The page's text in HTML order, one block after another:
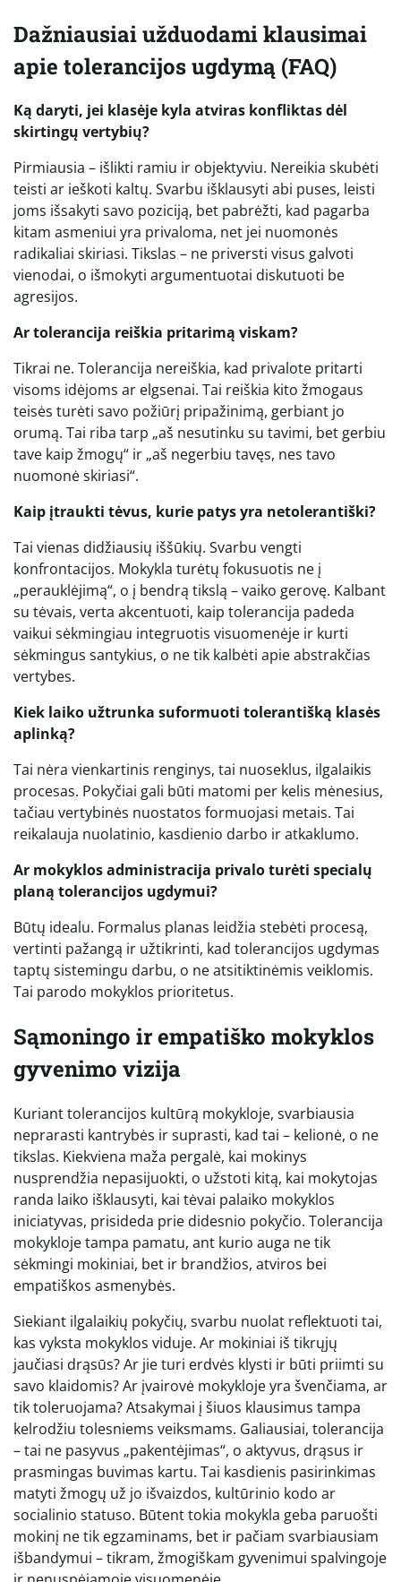
Dažniausiai užduodami klausimai
apie tolerancijos ugdymą (FAQ)
Ką daryti, jei klasėje kyla atviras konfliktas dėl
skirtingų vertybių?
Pirmiausia – išlikti ramiu ir objektyviu. Nereikia skubėti
teisti ar ieškoti kaltų. Svarbu išklausyti abi puses, leisti
joms išsakyti savo poziciją, bet pabrėžti, kad pagarba
kitam asmeniui yra privaloma, net jei nuomonės
radikaliai skiriasi. Tikslas – ne priversti visus galvoti
vienodai, o išmokyti argumentuotai diskutuoti be
agresijos.
Ar tolerancija reiškia pritarimą viskam?
Tikrai ne. Tolerancija nereiškia, kad privalote pritarti
visoms idėjoms ar elgsenai. Tai reiškia kito žmogaus
teisės turėti savo požiūrį pripažinimą, gerbiant jo
orumą. Tai riba tarp „aš nesutinku su tavimi, bet gerbiu
tave kaip žmogų“ ir „aš negerbiu tavęs, nes tavo
nuomonė skiriasi“.
Kaip įtraukti tėvus, kurie patys yra netolerantiški?
Tai vienas didžiausių iššūkių. Svarbu vengti
konfrontacijos. Mokykla turėtų fokusuotis ne į
„perauklėjimą“, o į bendrą tikslą – vaiko gerovę. Kalbant
su tėvais, verta akcentuoti, kaip tolerancija padeda
vaikui sėkmingiau integruotis visuomenėje ir kurti
sėkmingus santykius, o ne tik kalbėti apie abstrakčias
vertybes.
Kiek laiko užtrunka suformuoti tolerantišką klasės
aplinką?
Tai nėra vienkartinis renginys, tai nuoseklus, ilgalaikis
procesas. Pokyčiai gali būti matomi per kelis mėnesius,
tačiau vertybinės nuostatos formuojasi metais. Tai
reikalauja nuolatinio, kasdienio darbo ir atkaklumo.
Ar mokyklos administracija privalo turėti specialų
planą tolerancijos ugdymui?
Būtų idealu. Formalus planas leidžia stebėti procesą,
vertinti pažangą ir užtikrinti, kad tolerancijos ugdymas
taptų sistemingu darbu, o ne atsitiktinėmis veiklomis.
Tai parodo mokyklos prioritetus.
Sąmoningo ir empatiško mokyklos
gyvenimo vizija
Kuriant tolerancijos kultūrą mokykloje, svarbiausia
neprarasti kantrybės ir suprasti, kad tai – kelionė, o ne
tikslas. Kiekviena maža pergalė, kai mokinys
nusprendžia nepasijuokti, o užstoti kitą, kai mokytojas
randa laiko išklausyti, kai tėvai palaiko mokyklos
iniciatyvas, prisideda prie didesnio pokyčio. Tolerancija
mokykloje tampa pamatu, ant kurio auga ne tik
sėkmingi mokiniai, bet ir brandžios, atviros bei
empatiškos asmenybės.
Siekiant ilgalaikių pokyčių, svarbu nuolat reflektuoti tai,
kas vyksta mokyklos viduje. Ar mokiniai iš tikrųjų
jaučiasi drąsūs? Ar jie turi erdvės klysti ir būti priimti su
savo klaidomis? Ar įvairovė mokykloje yra švenčiama, ar
tik toleruojama? Atsakymai į šiuos klausimus tampa
kelrodžiu tolesniems veiksmams. Galiausiai, tolerancija
– tai ne pasyvus „pakentėjimas“, o aktyvus, drąsus ir
prasmingas buvimas kartu. Tai kasdienis pasirinkimas
matyti žmogų už jo išvaizdos, kultūrinio kodo ar
socialinio statuso. Būtent tokia mokykla geba paruošti
mokinį ne tik egzaminams, bet ir pačiam svarbiausiam
išbandymui – tikram, žmogiškam gyvenimui spalvingoje